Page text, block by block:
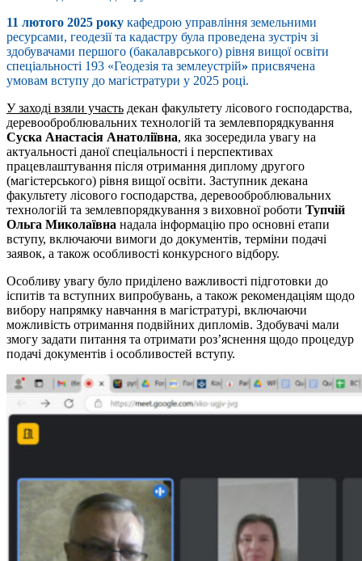
11 лютого 2025 року кафедрою управління земельними
ресурсами, геодезії та кадастру була проведена зустріч зі
здобувачами першого (бакалаврського) рівня вищої освіти
спеціальності 193 «Геодезія та землеустрій» присвячена
умовам вступу до магістратури у 2025 році.
У заході взяли участь декан факультету лісового господарства,
деревооброблювальних технологій та землевпорядкування
Суска Анастасія Анатоліївна, яка зосередила увагу на
актуальності даної спеціальності і перспективах
працевлаштування після отримання диплому другого
(магістерського) рівня вищої освіти. Заступник декана
факультету лісового господарства, деревооброблювальних
технологій та землевпорядкування з виховної роботи Тупчій
Ольга Миколаївна надала інформацію про основні етапи
вступу, включаючи вимоги до документів, терміни подачі
заявок, а також особливості конкурсного відбору.
Особливу увагу було приділено важливості підготовки до
іспитів та вступних випробувань, а також рекомендаціям щодо
вибору напрямку навчання в магістратурі, включаючи
можливість отримання подвійних дипломів. Здобувачі мали
змогу задати питання та отримати роз’яснення щодо процедур
подачі документів і особливостей вступу.